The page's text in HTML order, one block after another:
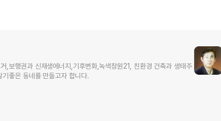
보행권과 신재생에너지,기후변화,녹색창원21, 친환경 건축과 생태주
좋은 동네를 만들고자 합니다.